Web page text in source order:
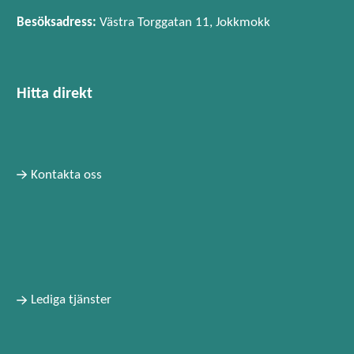
Besöksadress: Västra Torggatan 11, Jokkmokk
Hitta direkt
Kontakta oss
Lediga tjänster